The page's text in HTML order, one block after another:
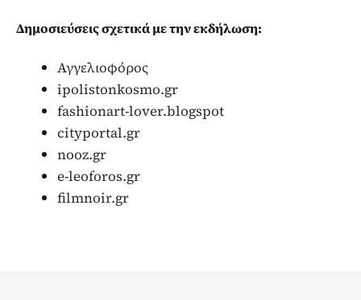
Δημοσιεύσεις σχετικά με την εκδήλωση:
Αγγελιοφόρος
ipolistonkosmo.gr
fashionart-lover.blogspot
cityportal.gr
nooz.gr
e-leoforos.gr
filmnoir.gr